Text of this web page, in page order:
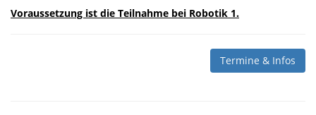
Voraussetzung ist die Teilnahme bei Robotik 1.
Termine & Infos